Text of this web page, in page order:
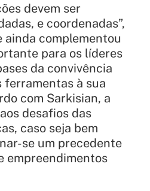
devem ser
e coordenadas”,
ainda complementou
para os líderes
da convivência
ferramentas à sua
com Sarkisian, a
desafios das
caso seja bem
se um precedente
empreendimentos